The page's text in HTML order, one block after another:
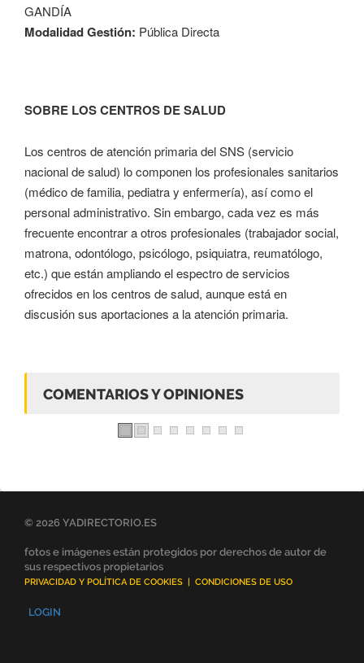
GANDÍA
Modalidad Gestión: Pública Directa
SOBRE LOS CENTROS DE SALUD
Los centros de atención primaria del SNS (servicio
nacional de salud) lo componen los profesionales sanitarios
(médico de familia, pediatra y enfermería), así como el
personal administrativo. Sin embargo, cada vez es más
frecuente encontrar a otros profesionales (trabajador social,
matrona, odontólogo, psicólogo, psiquiatra, reumatólogo,
etc.) que están ampliando el espectro de servicios
ofrecidos en los centros de salud, aunque está en
discusión sus aportaciones a la atención primaria.
COMENTARIOS Y OPINIONES
© 2026 YADIRECTORIO.ES
fotos e imágenes están protegidos por derechos de autor de
sus respectivos propietarios
PRIVACIDAD Y POLÍTICA DE COOKIES | CONDICIONES DE USO
LOGIN